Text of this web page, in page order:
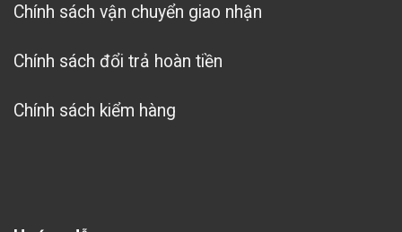
Chính sách vận chuyển giao nhận
Chính sách đổi trả hoàn tiền
Chính sách kiểm hàng